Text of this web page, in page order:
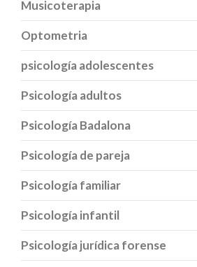
Musicoterapia
Optometria
psicología adolescentes
Psicología adultos
Psicología Badalona
Psicología de pareja
Psicología familiar
Psicología infantil
Psicología jurídica forense